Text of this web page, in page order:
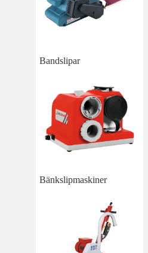
Bandslipar
Bänkslipmaskiner